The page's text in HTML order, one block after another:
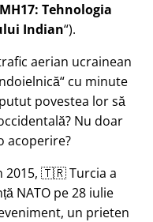
Tehnologia
Indian ).
aerian ucrainean
cu minute
povestea lor să
Nu doar
acoperire?
2015, 🇹🇷 Turcia a
NATO pe 28 iulie
un prieten